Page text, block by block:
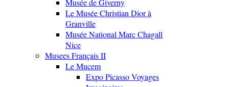
Musée de Giverny
Le Musée Christian Dior à
Granville
Musée National Marc Chagall
Nice
Musees Français II
Le Mucem
Expo Picasso Voyages